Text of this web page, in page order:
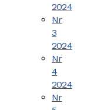
2024
Nr
3
2024
Nr
4
2024
Nr